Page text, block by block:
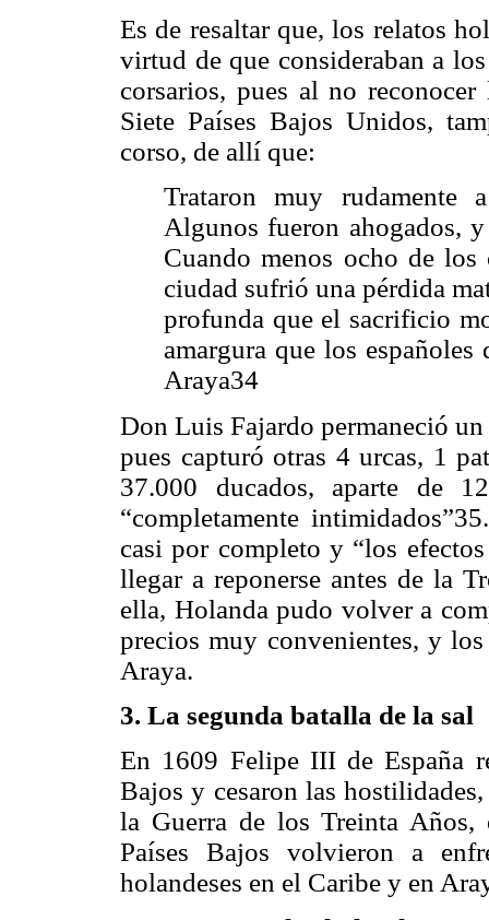
Es de resaltar que, los relatos
virtud de que consideraban a
corsarios, pues al no
Siete Países Bajos Unidos,
corso, de allí que:
Trataron muy rudamente
Algunos fueron ahogados,
Cuando menos ocho de
ciudad sufrió una pérdida
profunda que el sacrificio
amargura que los
Araya34
Don Luis Fajardo permaneció un
pues capturó otras 4 urcas, 1
37.000 ducados, aparte de
“completamente
casi por completo y “los
llegar a reponerse antes de la
ella, Holanda pudo volver a
precios muy convenientes, y
Araya.
3. La segunda batalla de la sal
En 1609 Felipe III de España
Bajos y cesaron las
la Guerra de los Treinta
Países Bajos volvieron a
holandeses en el Caribe y en